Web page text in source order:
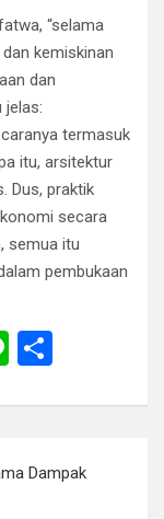
“selama
kemiskinan
dan
jelas:
termasuk
itu, arsitektur
Dus, praktik
secara
semua itu
pembukaan
Li
e
ar
Dampak